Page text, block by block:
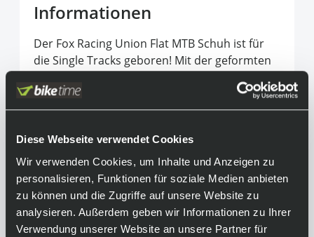
Diese Webseite verwendet Cookies
Wir verwenden Cookies, um Inhalte und Anzeigen zu
personalisieren, Funktionen für soziale Medien anbieten
zu können und die Zugriffe auf unsere Website zu
analysieren. Außerdem geben wir Informationen zu Ihrer
Verwendung unserer Website an unsere Partner für
Informationen
Der Fox Racing Union Flat MTB Schuh ist für
die Single Tracks geboren! Mit der geformten
Kraftübertragung optimiert, der Zehenklappe
schützt dich vor Steinschlägen. Mit ordentlich
EVA-Zwischensohle, die deinen Grip zusätzlich
verstärkt, kein Problem. Durch die erstklassige
Verarbeitung und das schlichte Design
bekommst du einen starken MTB Schuh, der
sowohl auf den Trails als auch Off-Bike ein
treuer Begleiter ist. Bringe deine MB-